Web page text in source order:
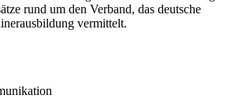
rund um den Verband, das deutsche
vermittelt.